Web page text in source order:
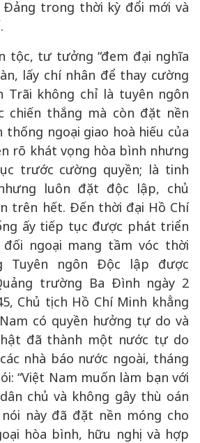
Đảng trong thời kỳ đổi mới và
tộc, tư tưởng “đem đại nghĩa
lấy chí nhân để thay cường
Trãi không chỉ là tuyên ngôn
chiến thắng mà còn đặt nền
thống ngoại giao hoà hiếu của
rõ khát vọng hòa bình nhưng
trước cường quyền; là tinh
luôn đặt độc lập, chủ
trên hết. Đến thời đại Hồ Chí
ấy tiếp tục được phát triển
ngoại mang tầm vóc thời
Tuyên ngôn Độc lập được
trường Ba Đình ngày 2
Chủ tịch Hồ Chí Minh khẳng
có quyền hưởng tự do và
đã thành một nước tự do
nhà báo nước ngoài, tháng
“Việt Nam muốn làm bạn với
chủ và không gây thù oán
nói này đã đặt nền móng cho
hòa bình, hữu nghị và hợp